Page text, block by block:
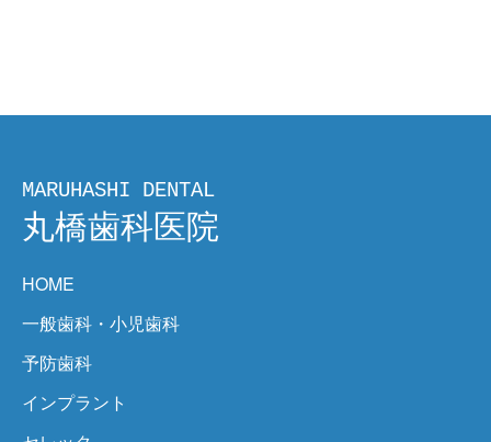
HOME
一般歯科・小児歯科
予防歯科
インプラント